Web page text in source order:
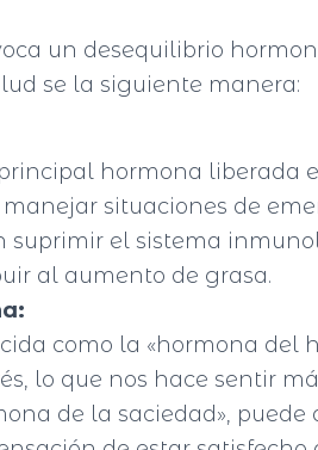
un desequilibrio
se la siguiente manera:
hormona liberada
situaciones de
suprimir el sistema
al aumento de grasa.
como la «hormona del
lo que nos hace sentir
de la saciedad»,